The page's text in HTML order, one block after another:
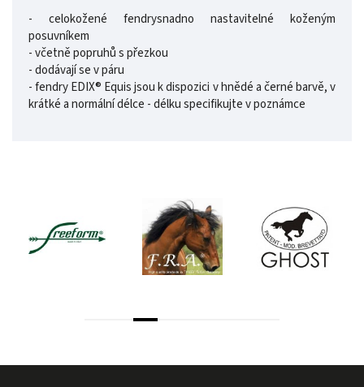
- celokožené fendrysnadno nastavitelné koženým
posuvníkem
- včetně popruhů s přezkou
- dodávají se v páru
- fendry EDIX® Equis jsou k dispozici v hnědé a černé barvě, v
krátké a normální délce - délku specifikujte v poznámce